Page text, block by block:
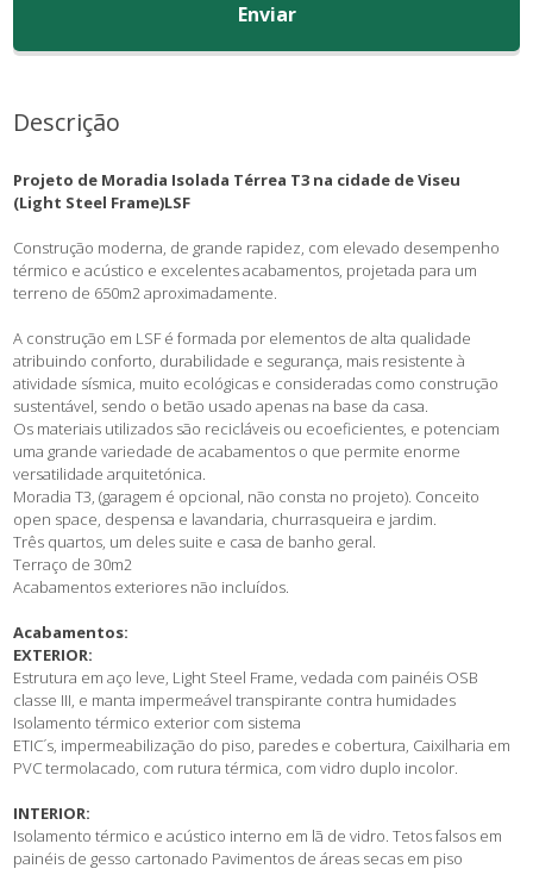
Enviar
Descrição
Projeto de Moradia Isolada Térrea T3 na cidade de Viseu
(Light Steel Frame)LSF
Construção moderna, de grande rapidez, com elevado desempenho
térmico e acústico e excelentes acabamentos, projetada para um
terreno de 650m2 aproximadamente.
A construção em LSF é formada por elementos de alta qualidade
atribuindo conforto, durabilidade e segurança, mais resistente à
atividade sísmica, muito ecológicas e consideradas como construção
sustentável, sendo o betão usado apenas na base da casa.
Os materiais utilizados são recicláveis ou ecoeficientes, e potenciam
uma grande variedade de acabamentos o que permite enorme
versatilidade arquitetónica.
Moradia T3, (garagem é opcional, não consta no projeto). Conceito
open space, despensa e lavandaria, churrasqueira e jardim.
Três quartos, um deles suite e casa de banho geral.
Terraço de 30m2
Acabamentos exteriores não incluídos.
Acabamentos:
EXTERIOR:
Estrutura em aço leve, Light Steel Frame, vedada com painéis OSB
classe III, e manta impermeável transpirante contra humidades
Isolamento térmico exterior com sistema
ETIC´s, impermeabilização do piso, paredes e cobertura, Caixilharia em
PVC termolacado, com rutura térmica, com vidro duplo incolor.
INTERIOR:
Isolamento térmico e acústico interno em lã de vidro. Tetos falsos em
painéis de gesso cartonado Pavimentos de áreas secas em piso